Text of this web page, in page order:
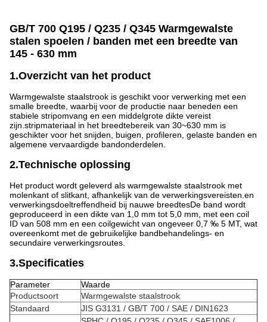
GB/T 700 Q195 / Q235 / Q345 Warmgewalste
stalen spoelen / banden met een breedte van
145 - 630 mm
1.Overzicht van het product
Warmgewalste staalstrook is geschikt voor verwerking met een
smalle breedte, waarbij voor de productie naar beneden een
stabiele stripomvang en een middelgrote dikte vereist
zijn.stripmateriaal in het breedtebereik van 30~630 mm is
geschikter voor het snijden, buigen, profileren, gelaste banden en
algemene vervaardigde bandonderdelen.
2.Technische oplossing
Het product wordt geleverd als warmgewalste staalstrook met
molenkant of slitkant, afhankelijk van de verwerkingsvereisten.en
verwerkingsdoeltreffendheid bij nauwe breedtesDe band wordt
geproduceerd in een dikte van 1,0 mm tot 5,0 mm, met een coil
ID van 508 mm en een coilgewicht van ongeveer 0,7 ‰ 5 MT, wat
overeenkomt met de gebruikelijke bandbehandelings- en
secundaire verwerkingsroutes.
3.Specificaties
Parameter
Waarde
Productsoort
Warmgewalste staalstrook
Standaard
JIS G3131 / GB/T 700 / SAE / DIN1623